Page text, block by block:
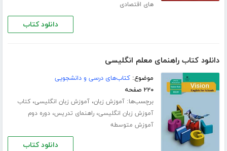
های اقتصادی
دانلود کتاب
دانلود کتاب راهنمای معلم انگلیسی
موضوع:کتاب‌های درسی و دانشجویی
۲۲۰ صفحه
برچسب‌ها:آموزش زبان،آموزش زبان انگلیسی،کتاب
آموزش زبان انگلیسی،راهنمای تدریس،دوره دوم
آموزش متوسطه
دانلود کتاب